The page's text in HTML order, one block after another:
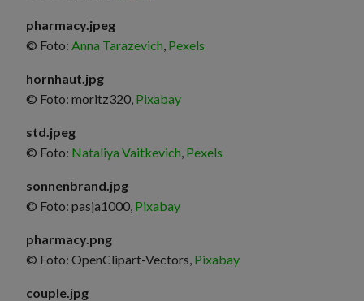
pharmacy.jpeg
© Foto: Anna Tarazevich, Pexels
hornhaut.jpg
© Foto: moritz320, Pixabay
std.jpeg
© Foto: Nataliya Vaitkevich, Pexels
sonnenbrand.jpg
© Foto: pasja1000, Pixabay
pharmacy.png
© Foto: OpenClipart-Vectors, Pixabay
couple.jpg